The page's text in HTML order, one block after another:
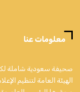
معلومات عنا
صحيفة سعودية شاملة